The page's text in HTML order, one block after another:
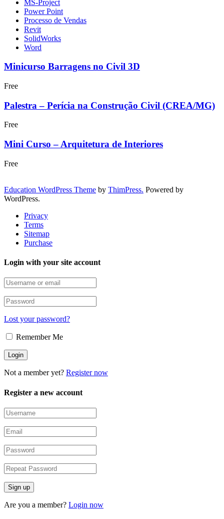
MS-Project
Power Point
Processo de Vendas
Revit
SolidWorks
Word
Minicurso Barragens no Civil 3D
Free
Palestra – Perícia na Construção Civil (CREA/MG)
Free
Mini Curso – Arquitetura de Interiores
Free
Education WordPress Theme by ThimPress. Powered by
WordPress.
Privacy
Terms
Sitemap
Purchase
Login with your site account
Lost your password?
Remember Me
Not a member yet? Register now
Register a new account
Are you a member? Login now